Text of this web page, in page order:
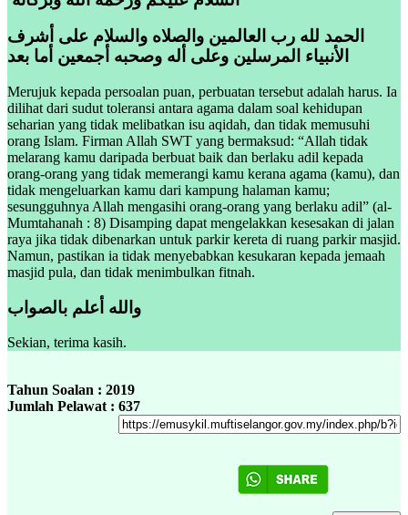
الحمد لله رب العالمين والصلاه والسلام على أشرف
الأنبياء المرسلين وعلى أله وصحبه أجمعين أما بعد
Merujuk kepada persoalan puan, perbuatan tersebut adalah harus. Ia
dilihat dari sudut toleransi antara agama dalam soal kehidupan
seharian yang tidak melibatkan isu aqidah, dan tidak memusuhi
orang Islam. Firman Allah SWT yang bermaksud: “Allah tidak
melarang kamu daripada berbuat baik dan berlaku adil kepada
orang-orang yang tidak memerangi kamu kerana agama (kamu), dan
tidak mengeluarkan kamu dari kampung halaman kamu;
sesungguhnya Allah mengasihi orang-orang yang berlaku adil” (al-
Mumtahanah : 8) Disamping dapat mengelakkan kesesakan di jalan
raya jika tidak dibenarkan untuk parkir kereta di ruang parkir masjid.
Namun, pastikan ia tidak menyebabkan kesukaran kepada jemaah
masjid pula, dan tidak menimbulkan fitnah.
والله أعلم بالصواب
Sekian, terima kasih.
Tahun Soalan : 2019
Jumlah Pelawat : 637